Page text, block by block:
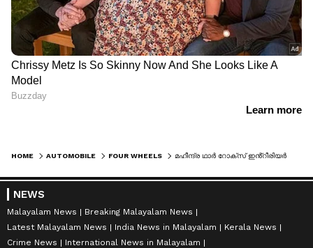
HOME AUTOMOBILE FOUR WHEELS
NEWS
Malayalam News
Breaking Malayalam News
Latest Malayalam News
India News in Malayalam
Kerala News
Crime News
International News in Malayalam